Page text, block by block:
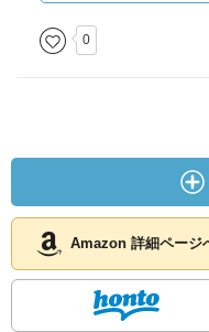
おくと良いと思われる
二葉亭四迷「平凡」
あれば…）
は、そこまで深読み
が、頷けるところも多
0
Amazon 詳細ページ